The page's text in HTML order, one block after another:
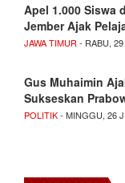
Apel 1.000 Siswa
Jember Ajak
JAWA TIMUR - RABU,
Gus Muhaimin
Sukseskan
POLITIK- MINGGU, 26